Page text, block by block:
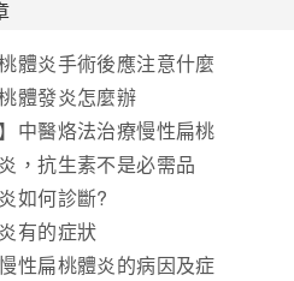
體炎手術後應注意什麼
體發炎怎麼辦
】中醫烙法治療慢性扁桃
，抗生素不是必需品
如何診斷?
有的症狀
性扁桃體炎的病因及症